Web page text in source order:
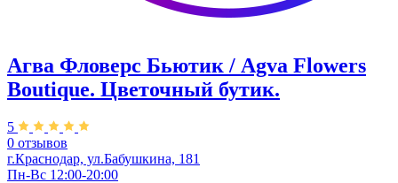
Агва Фловерс Бьютик / Agva Flowers
Boutique. ​Цветочный бутик.
5
0 отзывов
г.Краснодар, ул.Бабушкина, 181
Пн-Вс 12:00-20:00